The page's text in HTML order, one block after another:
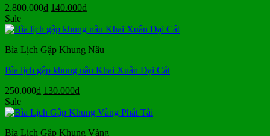
2.800.000₫ Giá
là:
140.000₫Giá
tại
140.000₫.
Sale
Bìa Lịch Gập Khung Nâu
Bìa lịch gập khung nâu Khai Xuân Đại Cát
250.000₫ Giá
là:
130.000₫Giá
tại
130.000₫.
Sale
Bìa Lịch Gập Khung Vàng